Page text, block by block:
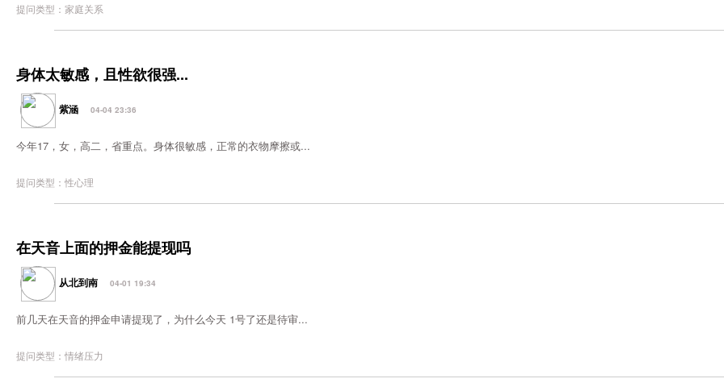
提问类型：家庭关系
身体太敏感，且性欲很强...
紫涵 04-04 23:36
今年17，女，高二，省重点。身体很敏感，正常的衣物摩擦或...
提问类型：性心理
在天音上面的押金能提现吗
从北到南 04-01 19:34
前几天在天音的押金申请提现了，为什么今天 1号了还是待审...
提问类型：情绪压力